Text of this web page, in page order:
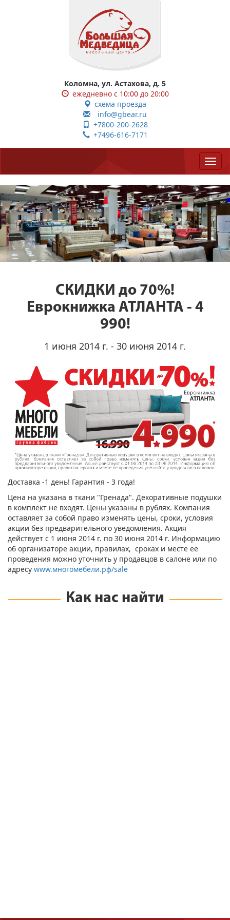
Коломна, ул. Астахова, д. 5
ежедневно с 10:00 до 20:00
схема проезда
info@gbear.ru
+7800-200-2628
+7496-616-7171
СКИДКИ до 70%!
Еврокнижка АТЛАНТА - 4
990!
1 июня 2014 г. - 30 июня 2014 г.
Доставка -1 день! Гарантия - 3 года!
Цена на указана в ткани "Гренада". Декоративные подушки
в комплект не входят. Цены указаны в рублях. Компания
оставляет за собой право изменять цены, сроки, условия
акции без предварительного уведомления. Акция
действует с 1 июня 2014 г. по 30 июня 2014 г. Информацию
об организаторе акции, правилах, сроках и месте её
проведения можно уточнить у продавцов в салоне или по
адресу www.многомебели.рф/sale
Как нас найти